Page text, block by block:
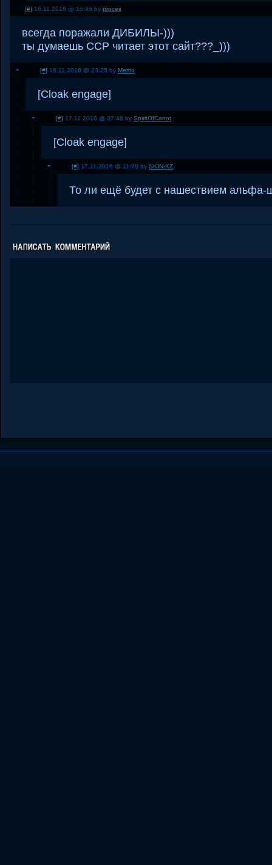
[#] 16.11.2016 @ 15:45 by proces
всегда поражали ДИБИЛЫ-)))
ты думаешь CCP читает этот сайт???_)))
[#] 16.11.2016 @ 23:25 by Memo
[Cloak engage]
[#] 17.11.2016 @ 07:48 by SpiritOfCarrot
[Cloak engage]
[#] 17.11.2016 @ 11:28 by SKIN-KZ
То ли ещё будет с нашествием альфа-